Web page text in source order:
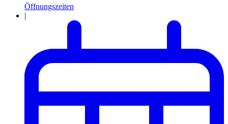
Öffnungszeiten
|